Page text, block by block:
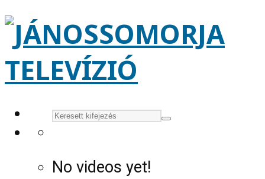
No videos yet!